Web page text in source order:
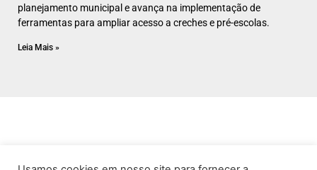
planejamento municipal e avança na implementação de
ferramentas para ampliar acesso a creches e pré-escolas.
Leia Mais »